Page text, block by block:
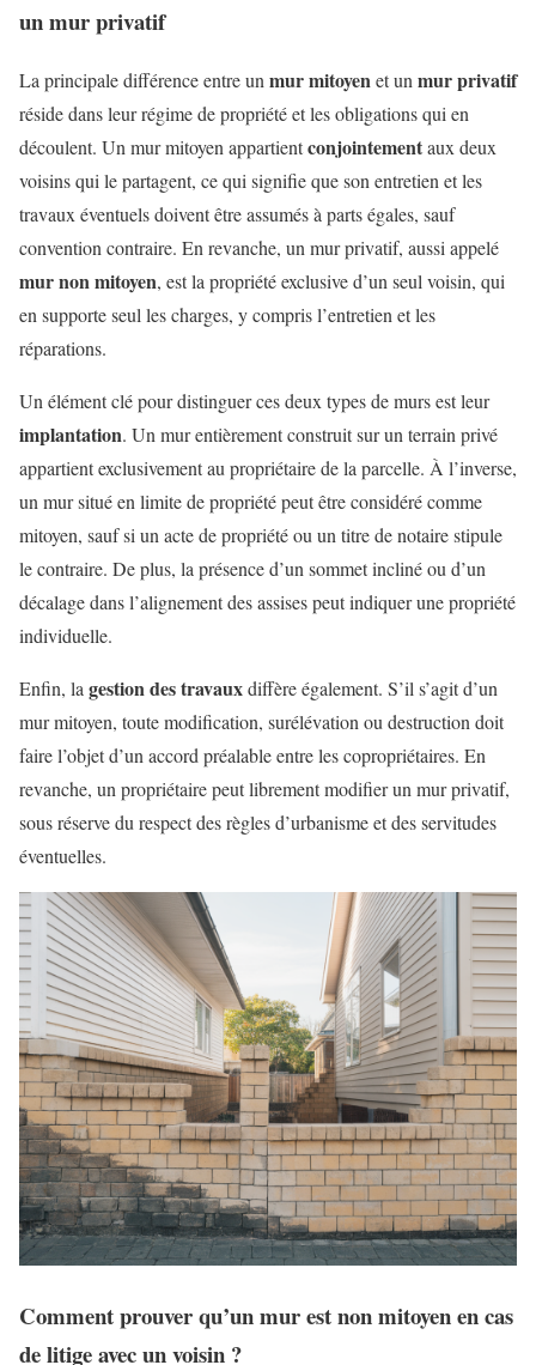
un mur privatif
La principale différence entre un mur mitoyen et un mur privatif
réside dans leur régime de propriété et les obligations qui en
découlent. Un mur mitoyen appartientconjointementaux deux
voisins qui le partagent, ce qui signifie que son entretien et les
travaux éventuels doivent être assumés à parts égales, sauf
convention contraire. En revanche, un mur privatif, aussi appelé
mur non mitoyen, est la propriété exclusive d’un seul voisin, qui
en supporte seul les charges, y compris l’entretien et les
réparations.
Un élément clé pour distinguer ces deux types de murs est leur
implantation. Un mur entièrement construit sur un terrain privé
appartient exclusivement au propriétaire de la parcelle. À l’inverse,
un mur situé en limite de propriété peut être considéré comme
mitoyen, sauf si un acte de propriété ou un titre de notaire stipule
le contraire. De plus, la présence d’un sommet incliné ou d’un
décalage dans l’alignement des assises peut indiquer une propriété
individuelle.
Enfin, la gestion des travauxdiffère également. S’il s’agit d’un
mur mitoyen, toute modification, surélévation ou destruction doit
faire l’objet d’un accord préalable entre les copropriétaires. En
revanche, un propriétaire peut librement modifier un mur privatif,
sous réserve du respect des règles d’urbanisme et des servitudes
éventuelles.
Comment prouver qu’un mur est non mitoyen en cas
de litige avec un voisin ?